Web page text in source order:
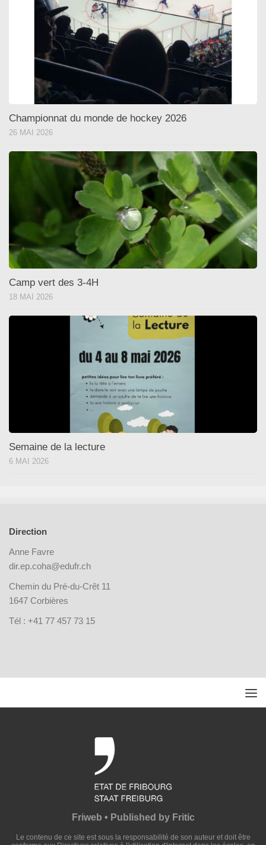
Championnat du monde de hockey 2026
26 MAI 2026
Camp vert des 3-4H
18 MAI 2026
Semaine de la lecture
6 MAI 2026
Direction
Anne Favre
dir.ep.coha@edufr.ch
Chemin du Pré-du-Crêt 11
1647 Corbières
Tél : +41 77 457 73 15